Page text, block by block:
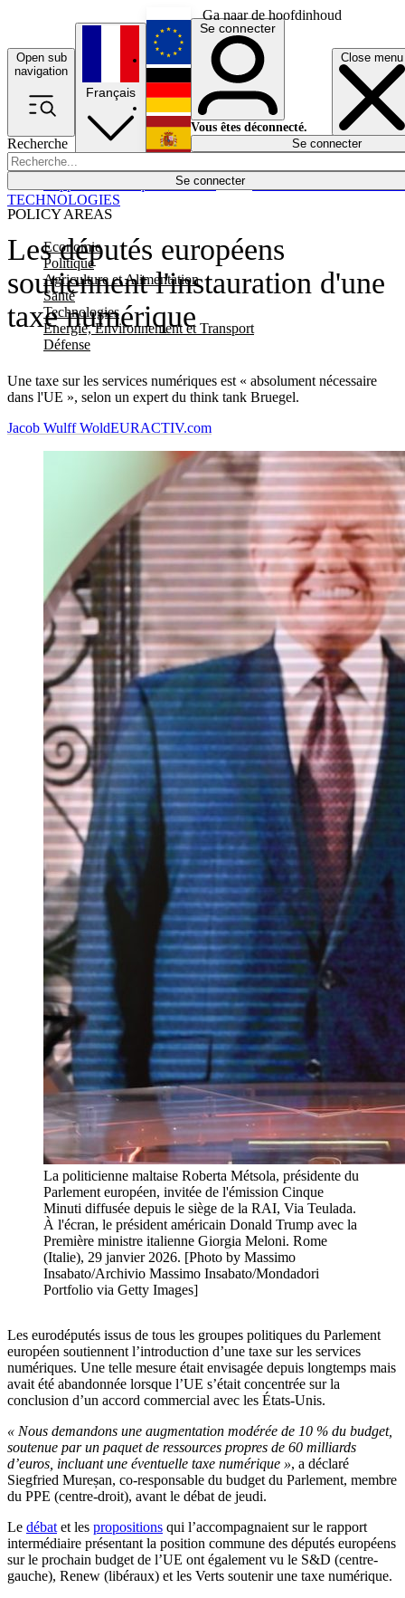
Ga naar de hoofdinhoud
Open sub
navigation
Close menu
Recherche
Se connecter
POLICY AREAS
Economie
Politique
Agriculture et Alimentation
Santé
Technologies
Energie, Environnement et Transport
Défense
Économie
Français
English
Deutsch
Español
Se connecter
Vous êtes déconnecté.
Se connecter
Les députés européens
soutiennent l'instauration d'une
taxe numérique
Une taxe sur les services numériques est « absolument nécessaire
dans l'UE », selon un expert du think tank Bruegel.
TECHNOLOGIES
Jacob Wulff WoldEURACTIV.com
La politicienne maltaise Roberta Métsola, présidente du
Parlement européen, invitée de l'émission Cinque
Minuti diffusée depuis le siège de la RAI, Via Teulada.
À l'écran, le président américain Donald Trump avec la
Première ministre italienne Giorgia Meloni. Rome
(Italie), 29 janvier 2026. [Photo by Massimo
Insabato/Archivio Massimo Insabato/Mondadori
Portfolio via Getty Images]
Les eurodéputés issus de tous les groupes politiques du Parlement
européen soutiennent l’introduction d’une taxe sur les services
numériques. Une telle mesure était envisagée depuis longtemps mais
avait été abandonnée lorsque l’UE s’était concentrée sur la
conclusion d’un accord commercial avec les États-Unis.
« Nous demandons une augmentation modérée de 10 % du budget,
soutenue par un paquet de ressources propres de 60 milliards
d’euros, incluant une éventuelle taxe numérique », a déclaré
Siegfried Mureșan, co-responsable du budget du Parlement, membre
du PPE (centre-droit), avant le débat de jeudi.
Le débat et les propositions qui l’accompagnaient sur le rapport
intermédiaire présentant la position commune des députés européens
sur le prochain budget de l’UE ont également vu le S&D (centre-
gauche), Renew (libéraux) et les Verts soutenir une taxe numérique.